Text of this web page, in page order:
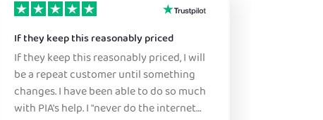
If they keep this reasonably priced
If they keep this reasonably priced, I will
be a repeat customer until something
changes. I have been able to do so much
with PIA's help. I "never do the internet